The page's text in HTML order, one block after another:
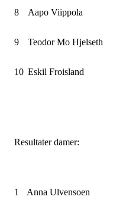
8 Aapo Viippola
9 Teodor Mo Hjelseth
10 Eskil Froisland
Resultater damer:
1 Anna Ulvensoen